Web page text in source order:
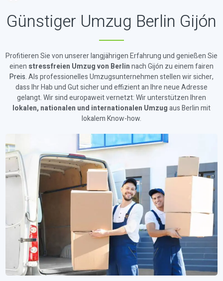
Günstiger Umzug Berlin Gijón
Profitieren Sie von unserer langjährigen Erfahrung und genießen Sie
einen stressfreien Umzug von Berlinnach Gijón zu einem fairen
Preis. Als professionelles Umzugsunternehmen stellen wir sicher,
dass Ihr Hab und Gut sicher und effizient an Ihre neue Adresse
gelangt. Wir sind europaweit vernetzt: Wir unterstützen Ihren
lokalen, nationalen und internationalen Umzugaus Berlin mit
lokalem Know-how.